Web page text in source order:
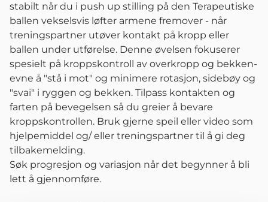
stabilt når du i push up stilling på den Terapeutiske
ballen vekselsvis løfter armene fremover - når
treningspartner utøver kontakt på kropp eller
ballen under utførelse. Denne øvelsen fokuserer
spesielt på kroppskontroll av overkropp og bekken-
evne å "stå i mot" og minimere rotasjon, sidebøy og
"svai" i ryggen og bekken. Tilpass kontakten og
farten på bevegelsen så du greier å bevare
kroppskontrollen. Bruk gjerne speil eller video som
hjelpemiddel og/ eller treningspartner til å gi deg
tilbakemelding.
Søk progresjon og variasjon når det begynner å bli
lett å gjennomføre.